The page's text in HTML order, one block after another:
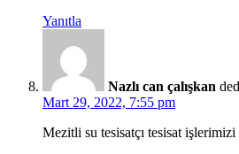
Yanıtla
Nazlı can çalışkan
Mart 29, 2022, 7:55 pm
Mezitli su tesisatçı tesisat işlerimizi